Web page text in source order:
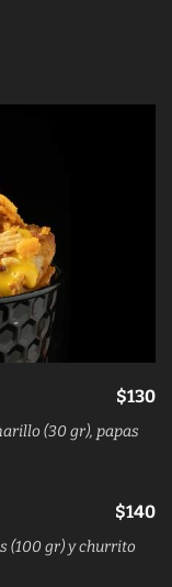
$130
(30 gr), papas
$140
(100 gr) y churrito